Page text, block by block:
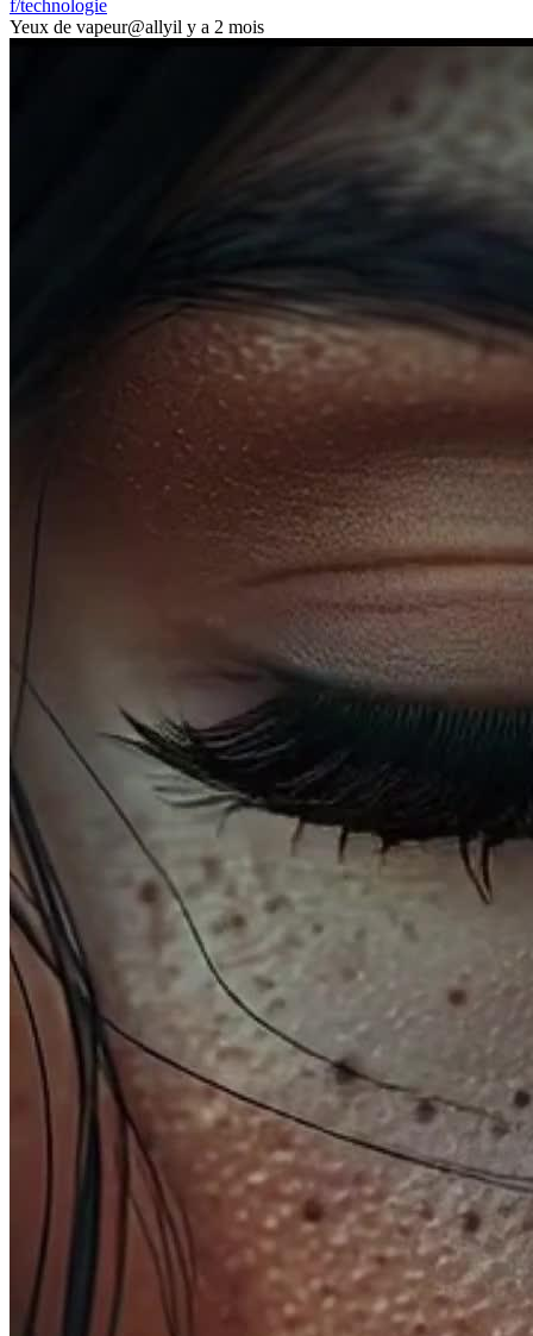
f/technologie
Yeux de vapeur@allyil y a 2 mois